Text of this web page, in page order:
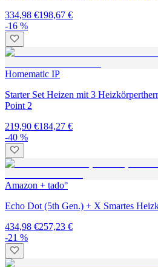
334,98 €198,67 €
-16 %
Homematic IP
Starter Set Heizen mit 3
Point 2
219,90 €184,27 €
-40 %
Amazon + tado°
Echo Dot (5th Gen.) + X Smartes
434,98 €257,23 €
-21 %